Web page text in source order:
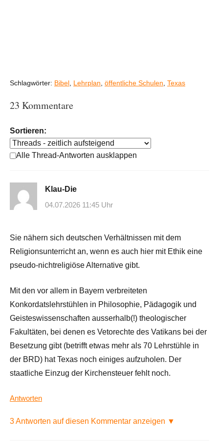
Schlagwörter: Bibel, Lehrplan, öffentliche Schulen, Texas
23 Kommentare
Sortieren:
Alle Thread-Antworten ausklappen
Klau-Die
04.07.2026 11:45 Uhr
Sie nähern sich deutschen Verhältnissen mit dem
Religionsunterricht an, wenn es auch hier mit Ethik eine
pseudo-nichtreligiöse Alternative gibt.
Mit den vor allem in Bayern verbreiteten
Konkordatslehrstühlen in Philosophie, Pädagogik und
Geisteswissenschaften ausserhalb(!) theologischer
Fakultäten, bei denen es Vetorechte des Vatikans bei der
Besetzung gibt (betrifft etwas mehr als 70 Lehrstühle in
der BRD) hat Texas noch einiges aufzuholen. Der
staatliche Einzug der Kirchensteuer fehlt noch.
Antworten
3 Antworten auf diesen Kommentar anzeigen ▼